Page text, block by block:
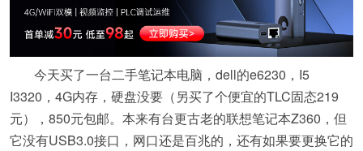
今天买了一台二手笔记本电脑，dell的e6230，I5
I3320，4G内存，硬盘没要（另买了个便宜的TLC固态219
元），850元包邮。本来有台更古老的联想笔记本Z360，但
它没有USB3.0接口，网口还是百兆的，还有如果要更换它的